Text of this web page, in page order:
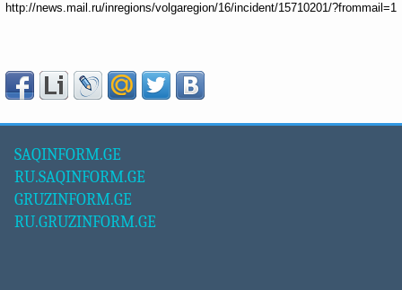
http://news.mail.ru/inregions/volgaregion/16/incident/15710201/?frommail=1
SAQINFORM.GE
RU.SAQINFORM.GE
GRUZINFORM.GE
RU.GRUZINFORM.GE